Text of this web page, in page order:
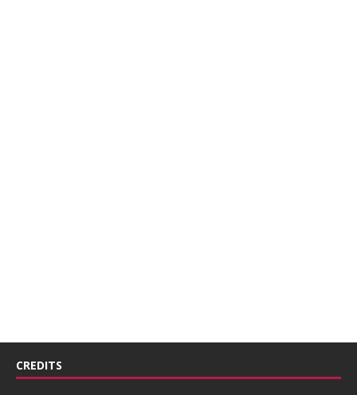
CREDITS